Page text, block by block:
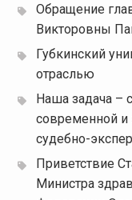
Обращение
Викторовны
Губкинский
отраслью
Наша задача –
современной и
судебно-
Приветствие
Министра